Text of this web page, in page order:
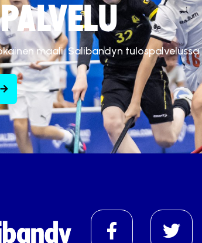
maali. Salibandyn tulospalvelussa.